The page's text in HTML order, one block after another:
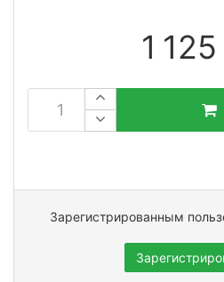
1 125
Зарегистрированным